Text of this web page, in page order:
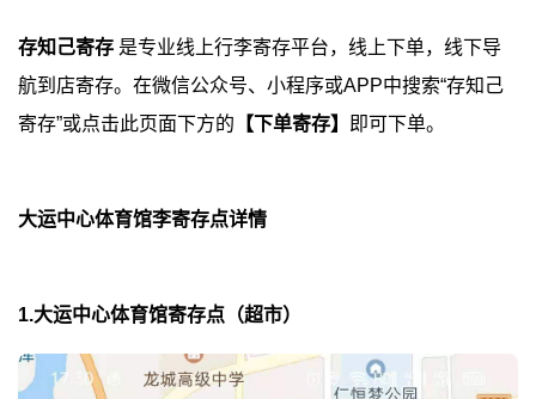
存知己寄存 是专业线上行李寄存平台，线上下单，线下导
航到店寄存。在微信公众号、小程序或APP中搜索“存知己
寄存”或点击此页面下方的 【下单寄存】 即可下单。
大运中心体育馆李寄存点详情
1.大运中心体育馆寄存点（超市）